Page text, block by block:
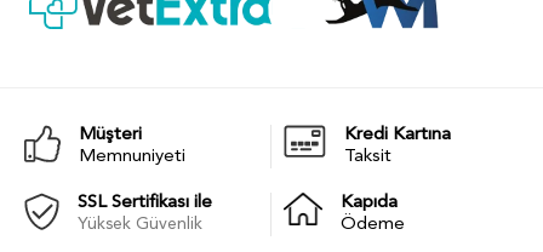
Müşteri
Memnuniyeti
Kredi Kartına
Taksit
SSL Sertifikası ile
Yüksek Güvenlik
Kapıda
Ödeme